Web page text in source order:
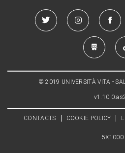
© 2019 UNIVERSITÀ VITA -
v1.10.0.as2
CONTACTS COOKIE POLICY
5X1000